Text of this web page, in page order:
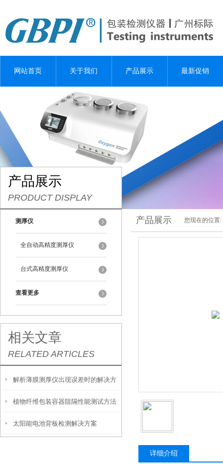
网站首页 关于我们 产品展示 最新促销
产品展示
PRODUCT DISPLAY
测厚仪
全自动高精度测厚仪
台式高精度测厚仪
查看更多
相关文章
RELATED ARTICLES
解析薄膜测厚仪出现误差时的解决方
法
植物纤维包装容器阻隔性能测试方法
太阳能电池背板检测解决方案
产品展示 您现在的位置:
详细介绍